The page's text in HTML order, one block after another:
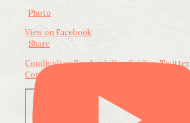
Photo
View on Facebook
· Share
Condividi su FacebookCondividi su Twitter
Condividi su LinkedIn